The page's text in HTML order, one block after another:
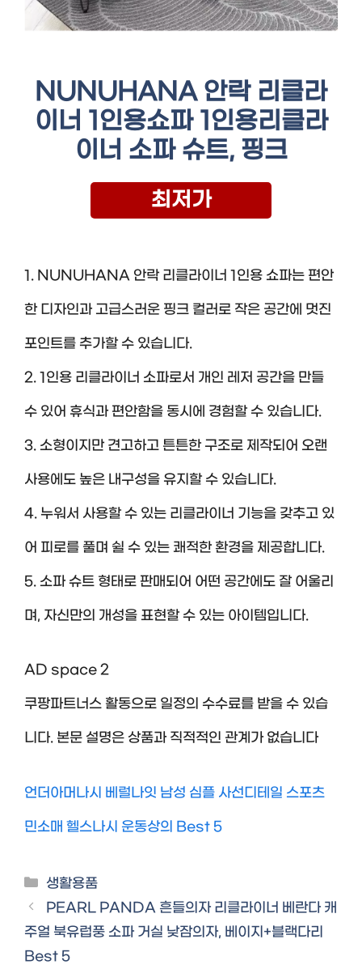
NUNUHANA 안락 리클라
이너 1인용쇼파 1인용리클라
이너 소파 슈트, 핑크
최저가
1. NUNUHANA 안락 리클라이너 1인용 쇼파는 편안
한 디자인과 고급스러운 핑크 컬러로 작은 공간에 멋진
포인트를 추가할 수 있습니다.
2. 1인용 리클라이너 소파로서 개인 레저 공간을 만들
수 있어 휴식과 편안함을 동시에 경험할 수 있습니다.
3. 소형이지만 견고하고 튼튼한 구조로 제작되어 오랜
사용에도 높은 내구성을 유지할 수 있습니다.
4. 누워서 사용할 수 있는 리클라이너 기능을 갖추고 있
어 피로를 풀며 쉴 수 있는 쾌적한 환경을 제공합니다.
5. 소파 슈트 형태로 판매되어 어떤 공간에도 잘 어울리
며, 자신만의 개성을 표현할 수 있는 아이템입니다.
AD space 2
쿠팡파트너스 활동으로 일정의 수수료를 받을 수 있습
니다. 본문 설명은 상품과 직적적인 관계가 없습니다
언더아머나시 베럴나잇 남성 심플 사선디테일 스포츠
민소매 헬스나시 운동상의 Best 5
Categories
생활용품
PEARL PANDA 흔들의자 리클라이너 베란다 캐
주얼 북유럽풍 소파 거실 낮잠의자, 베이지+블랙다리
Best 5